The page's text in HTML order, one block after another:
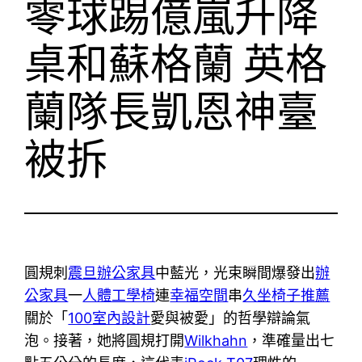
零球踢億嵐升降
桌和蘇格蘭 英格
蘭隊長凱恩神臺
被拆
圓規刺 震旦辦公家具中藍光，光束瞬間爆發出辦
公家具一人體工學椅連幸福空間串久坐椅子推薦
關於「100室內設計愛與被愛」的哲學辯論氣
泡。接著，她將圓規打開Wilkhahn ，準確量出七